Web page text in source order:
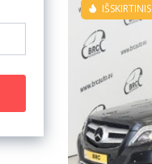
IŠSKIRTINIS